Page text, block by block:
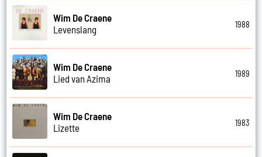
Wim De Craene
Levenslang
1988
Wim De Craene
Lied van Azima
1989
Wim De Craene
Lizette
1983